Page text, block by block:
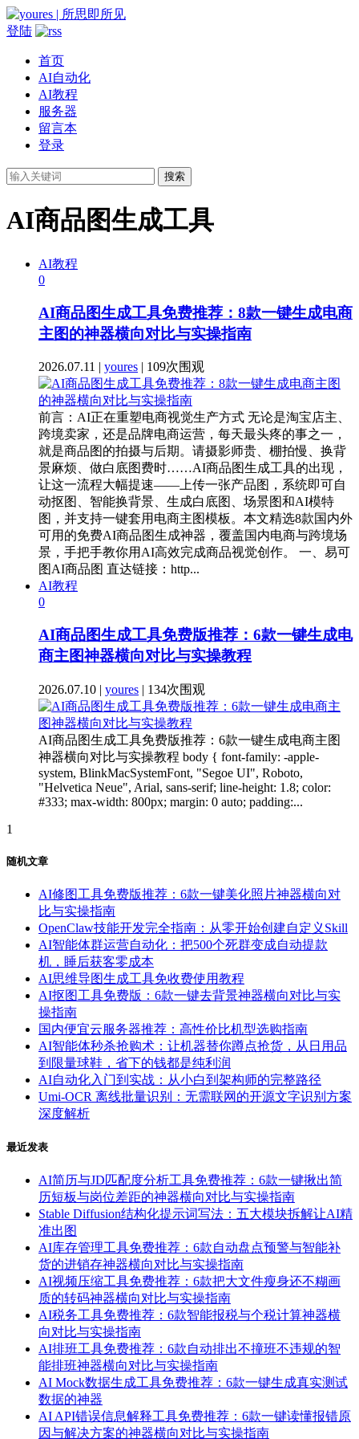
登陆
首页
AI自动化
AI教程
服务器
留言本
登录
搜索
AI商品图生成工具
AI教程
0
AI商品图生成工具免费推荐：8款一键生成电商
主图的神器横向对比与实操指南
2026.07.11 | youres | 109次围观
前言：AI正在重塑电商视觉生产方式 无论是淘宝店主、
跨境卖家，还是品牌电商运营，每天最头疼的事之一，
就是商品图的拍摄与后期。请摄影师贵、棚拍慢、换背
景麻烦、做白底图费时……AI商品图生成工具的出现，
让这一流程大幅提速——上传一张产品图，系统即可自
动抠图、智能换背景、生成白底图、场景图和AI模特
图，并支持一键套用电商主图模板。本文精选8款国内外
可用的免费AI商品图生成神器，覆盖国内电商与跨境场
景，手把手教你用AI高效完成商品视觉创作。 一、易可
图AI商品图 直达链接：http...
AI教程
0
AI商品图生成工具免费版推荐：6款一键生成电
商主图神器横向对比与实操教程
2026.07.10 | youres | 134次围观
AI商品图生成工具免费版推荐：6款一键生成电商主图
神器横向对比与实操教程 body { font-family: -apple-
system, BlinkMacSystemFont, "Segoe UI", Roboto,
"Helvetica Neue", Arial, sans-serif; line-height: 1.8; color:
#333; max-width: 800px; margin: 0 auto; padding:...
1
随机文章
AI修图工具免费版推荐：6款一键美化照片神器横向对
比与实操指南
OpenClaw技能开发完全指南：从零开始创建自定义Skill
AI智能体群运营自动化：把500个死群变成自动提款
机，睡后获客零成本
AI思维导图生成工具免收费使用教程
AI抠图工具免费版：6款一键去背景神器横向对比与实
操指南
国内便宜云服务器推荐：高性价比机型选购指南
AI智能体秒杀抢购术：让机器替你蹲点抢货，从日用品
到限量球鞋，省下的钱都是纯利润
AI自动化入门到实战：从小白到架构师的完整路径
Umi-OCR 离线批量识别：无需联网的开源文字识别方案
深度解析
最近发表
AI简历与JD匹配度分析工具免费推荐：6款一键揪出简
历短板与岗位差距的神器横向对比与实操指南
Stable Diffusion结构化提示词写法：五大模块拆解让AI精
准出图
AI库存管理工具免费推荐：6款自动盘点预警与智能补
货的进销存神器横向对比与实操指南
AI视频压缩工具免费推荐：6款把大文件瘦身还不糊画
质的转码神器横向对比与实操指南
AI税务工具免费推荐：6款智能报税与个税计算神器横
向对比与实操指南
AI排班工具免费推荐：6款自动排出不撞班不违规的智
能排班神器横向对比与实操指南
AI Mock数据生成工具免费推荐：6款一键生成真实测试
数据的神器
AI API错误信息解释工具免费推荐：6款一键读懂报错原
因与解决方案的神器横向对比与实操指南